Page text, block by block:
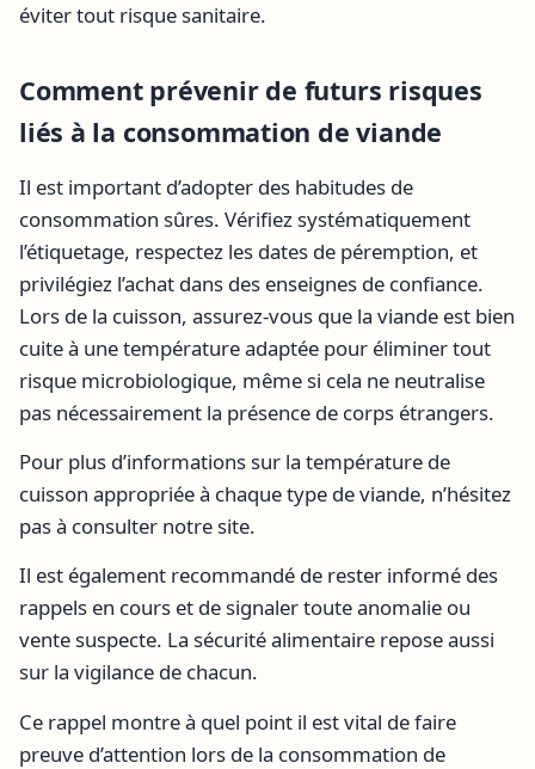
éviter tout risque sanitaire.
Comment prévenir de futurs risques
liés à la consommation de viande
Il est important d’adopter des habitudes de
consommation sûres. Vérifiez systématiquement
l’étiquetage, respectez les dates de péremption, et
privilégiez l’achat dans des enseignes de confiance.
Lors de la cuisson, assurez-vous que la viande est bien
cuite à une température adaptée pour éliminer tout
risque microbiologique, même si cela ne neutralise
pas nécessairement la présence de corps étrangers.
Pour plus d’informations sur la température de
cuisson appropriée à chaque type de viande, n’hésitez
pas à consulter notre site.
Il est également recommandé de rester informé des
rappels en cours et de signaler toute anomalie ou
vente suspecte. La sécurité alimentaire repose aussi
sur la vigilance de chacun.
Ce rappel montre à quel point il est vital de faire
preuve d’attention lors de la consommation de